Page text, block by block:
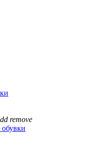
remove